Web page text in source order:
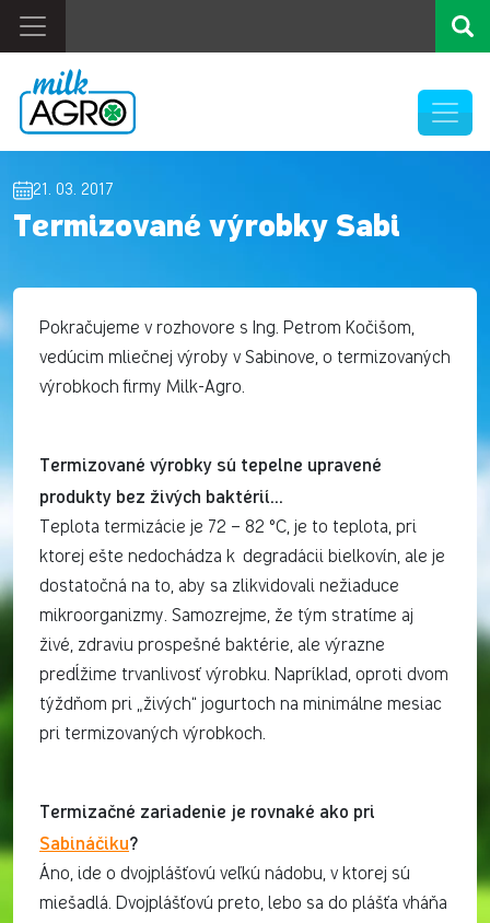
21. 03. 2017
Termizované výrobky Sabi
Pokračujeme v rozhovore s Ing. Petrom Kočišom,
vedúcim mliečnej výroby v Sabinove, o termizovaných
výrobkoch firmy Milk-Agro.
Termizované výrobky sú tepelne upravené
produkty bez živých baktérií…
Teplota termizácie je 72 – 82 °C, je to teplota, pri
ktorej ešte nedochádza k degradácii bielkovín, ale je
dostatočná na to, aby sa zlikvidovali nežiaduce
mikroorganizmy. Samozrejme, že tým stratíme aj
živé, zdraviu prospešné baktérie, ale výrazne
predĺžime trvanlivosť výrobku. Napríklad, oproti dvom
týždňom pri „živých“ jogurtoch na minimálne mesiac
pri termizovaných výrobkoch.
Termizačné zariadenie je rovnaké ako pri
Sabináčiku?
Áno, ide o dvojplášťovú veľkú nádobu, v ktorej sú
miešadlá. Dvojplášťovú preto, lebo sa do plášťa vháňa